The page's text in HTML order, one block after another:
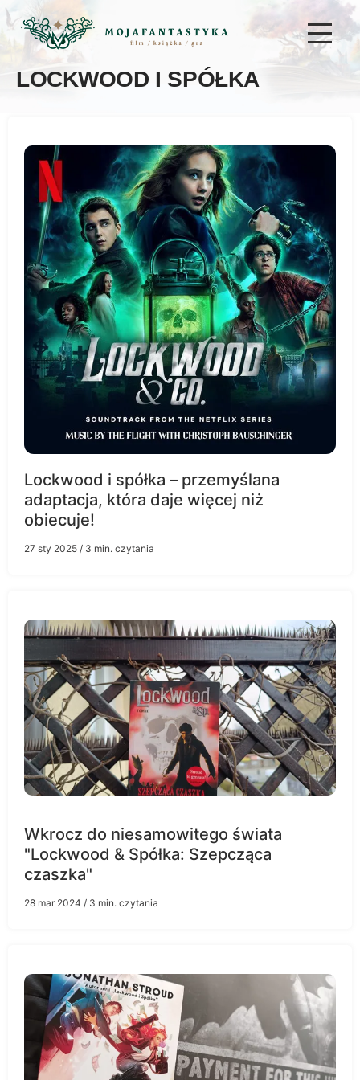
LOCKWOOD I SPÓŁKA
Lockwood i spółka – przemyślana
adaptacja, która daje więcej niż
obiecuje!
27 sty 2025 / 3 min. czytania
Wkrocz do niesamowitego świata
"Lockwood & Spółka: Szepcząca
czaszka"
28 mar 2024 / 3 min. czytania